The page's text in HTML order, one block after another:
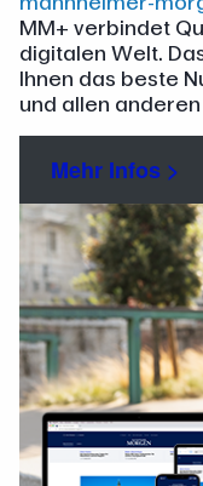
MM+ verbindet
digitalen Welt.
Ihnen das beste
und allen
Mehr Infos >